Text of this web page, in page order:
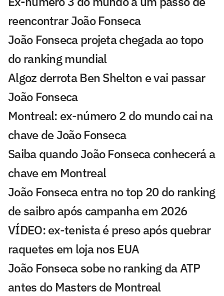
reencontrar João Fonseca
João Fonseca projeta chegada ao topo
do ranking mundial
Algoz derrota Ben Shelton e vai passar
João Fonseca
Montreal: ex-número 2 do mundo cai na
chave de João Fonseca
Saiba quando João Fonseca conhecerá a
chave em Montreal
João Fonseca entra no top 20 do ranking
de saibro após campanha em 2026
VÍDEO: ex-tenista é preso após quebrar
raquetes em loja nos EUA
João Fonseca sobe no ranking da ATP
antes do Masters de Montreal